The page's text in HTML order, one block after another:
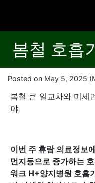
봄철 호흡
Posted on May 5, 2025
봄철 큰 일교차와 미세
야
이번 주 휴람 의료정보
먼지등으로 증가하는
워크 H+양지병원 호흡